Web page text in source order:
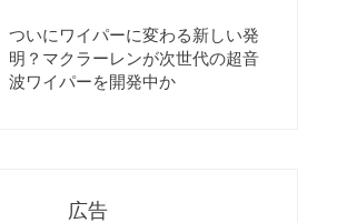
ついにワイパーに変わる新しい発
明？マクラーレンが次世代の超音
波ワイパーを開発中か
広告